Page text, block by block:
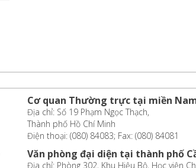
Cơ quan Thường trực tại miền
Địa chỉ: Số 19 Phạm Ngọc Thạch,
Thành phố Hồ Chí Minh
Điện thoại: (080) 84083; Fax: (080) 84081
Văn phòng đại diện tại thành phố
Địa chỉ: Phòng 302, Khu Hiệu Bộ, Học viện